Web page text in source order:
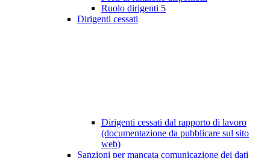
Ruolo dirigenti 5
Dirigenti cessati
Dirigenti cessati dal rapporto di lavoro
(documentazione da pubblicare sul sito
web)
Sanzioni per mancata comunicazione dei dati